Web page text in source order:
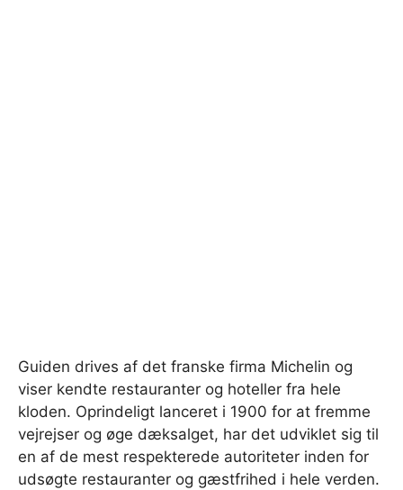
Guiden drives af det franske firma Michelin og
viser kendte restauranter og hoteller fra hele
kloden. Oprindeligt lanceret i 1900 for at fremme
vejrejser og øge dæksalget, har det udviklet sig til
en af ​​de mest respekterede autoriteter inden for
udsøgte restauranter og gæstfrihed i hele verden.